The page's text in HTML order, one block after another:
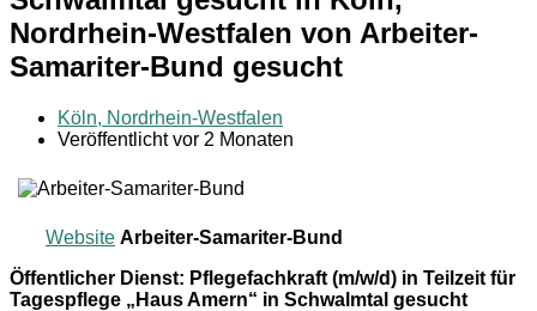
Nordrhein-Westfalen von Arbeiter-
Samariter-Bund gesucht
Köln, Nordrhein-Westfalen
Veröffentlicht vor 2 Monaten
Website Arbeiter-Samariter-Bund
Öffentlicher Dienst: Pflegefachkraft (m/w/d) in Teilzeit für
Tagespflege „Haus Amern“ in Schwalmtal gesucht